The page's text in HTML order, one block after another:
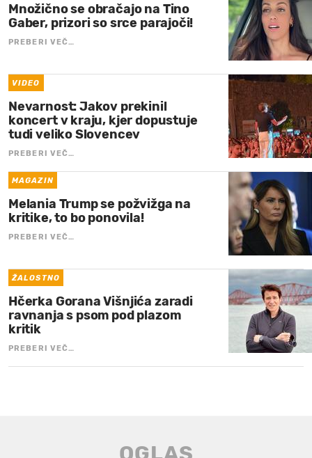
Množično se obračajo na Tino
Gaber, prizori so srce parajoči!
PREBERI VEČ…
VIDEO
Nevarnost: Jakov prekinil
koncert v kraju, kjer dopustuje
tudi veliko Slovencev
PREBERI VEČ…
MAGAZIN
Melania Trump se požvižga na
kritike, to bo ponovila!
PREBERI VEČ…
ŽALOSTNO
Hčerka Gorana Višnjića zaradi
ravnanja s psom pod plazom
kritik
PREBERI VEČ…